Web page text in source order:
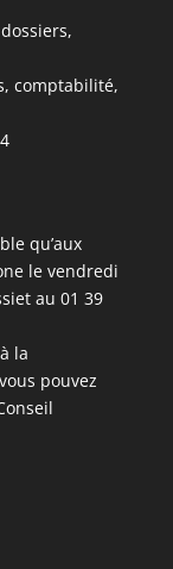
comptabilité,
qu’aux
le vendredi
au 01 39
la
pouvez